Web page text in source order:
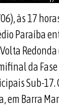
às 17
Paraíba
Redonda
da
Sub-17.
em Barra